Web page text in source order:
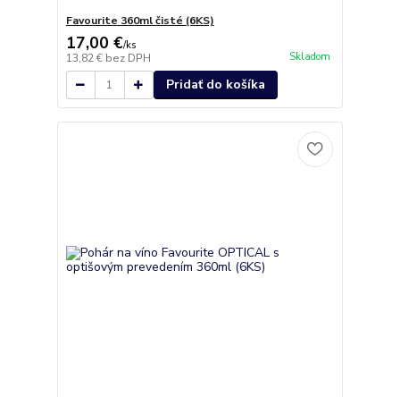
Favourite 360ml čisté (6KS)
17,00 €/ks
13,82 € bez DPH Skladom
Pridať do košíka